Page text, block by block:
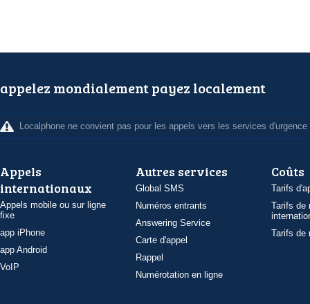
appelez mondialement payez localement
Localphone ne convient pas pour les appels vers les services d'urgence
Appels
internationaux
Appels mobile ou sur ligne
fixe
app iPhone
app Android
VoIP
Autres services
Global SMS
Numéros entrants
Answering Service
Carte d'appel
Rappel
Numérotation en ligne
Coûts
Tarifs
Tarifs de
Tarifs de